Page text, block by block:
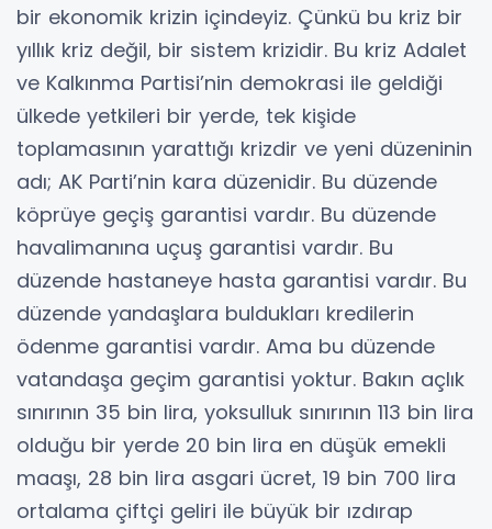
bir ekonomik krizin içindeyiz. Çünkü bu kriz bir
yıllık kriz değil, bir sistem krizidir. Bu kriz Adalet
ve Kalkınma Partisi’nin demokrasi ile geldiği
ülkede yetkileri bir yerde, tek kişide
toplamasının yarattığı krizdir ve yeni düzeninin
adı; AK Parti’nin kara düzenidir. Bu düzende
köprüye geçiş garantisi vardır. Bu düzende
havalimanına uçuş garantisi vardır. Bu
düzende hastaneye hasta garantisi vardır. Bu
düzende yandaşlara buldukları kredilerin
ödenme garantisi vardır. Ama bu düzende
vatandaşa geçim garantisi yoktur. Bakın açlık
sınırının 35 bin lira, yoksulluk sınırının 113 bin lira
olduğu bir yerde 20 bin lira en düşük emekli
maaşı, 28 bin lira asgari ücret, 19 bin 700 lira
ortalama çiftçi geliri ile büyük bir ızdırap